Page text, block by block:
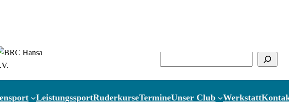
LeistungssportRuderkurseTermineUnser Club Werkstatt